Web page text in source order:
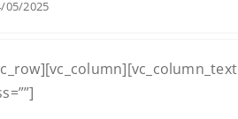
05/2025